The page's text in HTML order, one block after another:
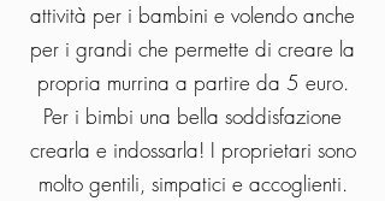
attività per i bambini e volendo anche
per i grandi che permette di creare la
propria murrina a partire da 5 euro.
Per i bimbi una bella soddisfazione
crearla e indossarla! I proprietari sono
molto gentili, simpatici e accoglienti.